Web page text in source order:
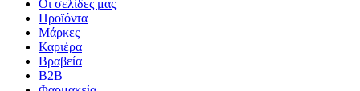
Οι σελίδες μας
Προϊόντα
Μάρκες
Καριέρα
Βραβεία
B2B